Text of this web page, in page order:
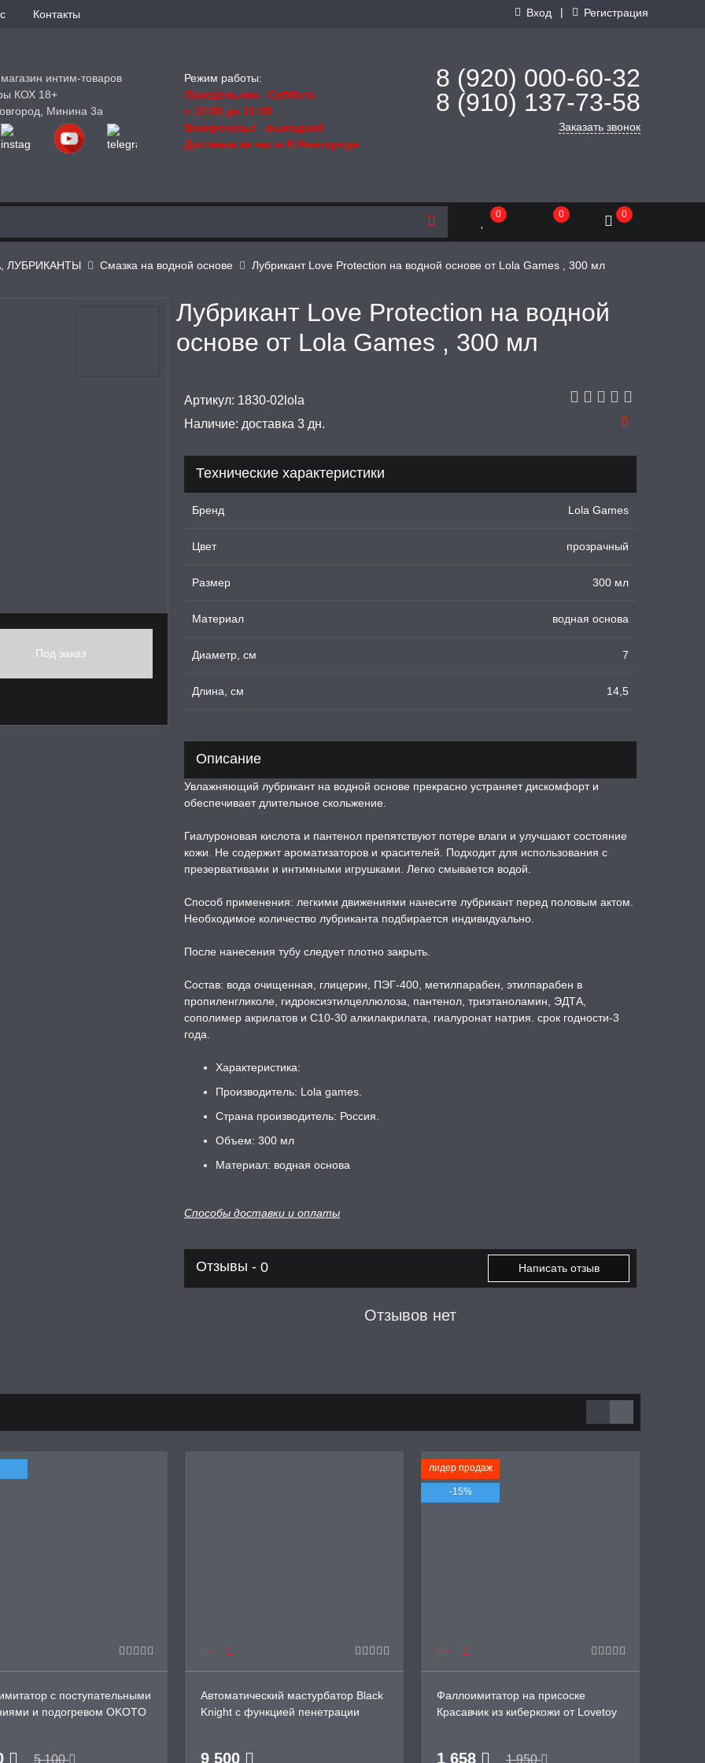
Контакты Вход | Регистрация
интим-товаров
КОХ 18+
Минина 3а
Режим работы:
Понедельник - Суббота
с 12:00 до 21:00
Воскресенье - выходной
Доставка за час в Н.Новгороде
8 (920) 000-60-32
8 (910) 137-73-58
Заказать звонок
0 0 0
ЛУБРИКАНТЫ Смазка на водной основе Лубрикант Love Protection на водной основе от Lola Games , 300 мл
Лубрикант Love Protection на водной
основе от Lola Games , 300 мл
Под заказ
Артикул: 1830-02lola
Наличие: доставка 3 дн.
Технические характеристики
Бренд Lola Games
Цвет прозрачный
Размер 300 мл
Материал водная основа
Диаметр, см 7
Длина, см 14,5
Описание
Увлажняющий лубрикант на водной основе прекрасно устраняет дискомфорт и
обеспечивает длительное скольжение.
Гиалуроновая кислота и пантенол препятствуют потере влаги и улучшают состояние
кожи. Не содержит ароматизаторов и красителей. Подходит для использования с
презервативами и интимными игрушками. Легко смывается водой.
Способ применения: легкими движениями нанесите лубрикант перед половым актом.
Необходимое количество лубриканта подбирается индивидуально.
После нанесения тубу следует плотно закрыть.
Состав: вода очищенная, глицерин, ПЭГ-400, метилпарабен, этилпарабен в
пропиленгликоле, гидроксиэтилцеллюлоза, пантенол, триэтаноламин, ЭДТА,
сополимер акрилатов и C10-30 алкилакрилата, гиалуронат натрия. срок годности-3
года.
Характеристика:
Производитель: Lola games.
Страна производитель: Россия.
Объем: 300 мл
Материал: водная основа
Способы доставки и оплаты
Отзывы - 0 Написать отзыв
Отзывов нет
с поступательными
и подогревом OKOTO
5 100
Автоматический мастурбатор Black
Knight с функцией пенетрации
9 500
лидер продаж
-15%
Фаллоимитатор на присоске
Красавчик из киберкожи от Lovetoy
1 658 1 950